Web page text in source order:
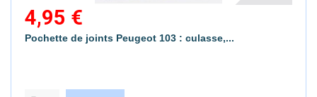
4,95 €
Pochette de joints Peugeot 103 : culasse,...